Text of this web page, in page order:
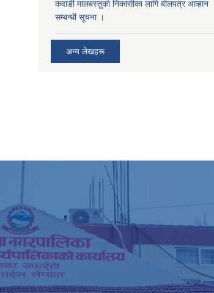
कवाडी मालबस्तुकाे निकासीका लागि बाेलपत्र आव्हान
सम्बन्धी सूचना ।
अन्य लेखहरू